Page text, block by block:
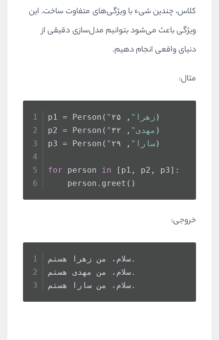
کلاس، چندین شیء با ویژگی‌های متفاوت ساخت. این
ویژگی باعث می‌شود بتوانیم مدل‌سازی دقیقی از
دنیای واقعی انجام دهیم.
مثال:
p1 = Person( "زهرا" , ۲۵)
p2 = Person(
"مهدی" , ۳۲)
p3 = Person(
"سارا" , ۲۹)
for person in [p1, p2, p3]:
    person.greet()
خروجی:
سلام، من زهرا هستم.
سلام، من مهدی هستم.
سلام، من سارا هستم.